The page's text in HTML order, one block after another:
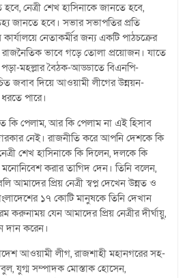
নেত্রী শেখ হাসিনাকে জানতে হবে,
জানতে হবে। সভার সভাপতির প্রতি
নেতাকর্মীর জন্য একটি পাঠচক্রের
ভাবে গড়ে তোলা প্রয়োজন। যাতে
পড়া-মহল্লার বৈঠক-আড্ডাতে বিএনপি-
জবাব দিয়ে আওয়ামী লীগের উন্নয়ন-
পারে।
কি পেলাম, আর কি পেলাম না এই হিসাব
নেই। রাজনীতি করে আপনি দেশকে কি
শেখ হাসিনাকে কি দিলেন, দলকে কি
করার তাগিদ দেন। তিনি বলেন,
আমাদের প্রিয় নেত্রী স্বপ্ন দেখেন উন্নত ও
১৭ কোটি মানুষকে তিনি দেখান
করুনাময় যেন আমাদের প্রিয় নেত্রীর দীর্ঘায়ু,
দান করেন।
আওয়ামী লীগ, রাজশাহী মহানগরের সহ-
যুগ্ম সম্পাদক মোস্তাক হোসেন,